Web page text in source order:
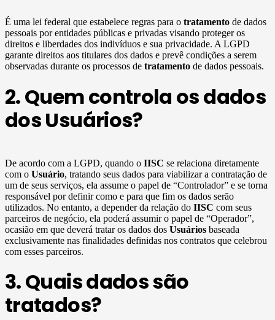
É uma lei federal que estabelece regras para o tratamento de dados
pessoais por entidades públicas e privadas visando proteger os
direitos e liberdades dos indivíduos e sua privacidade. A LGPD
garante direitos aos titulares dos dados e prevê condições a serem
observadas durante os processos de tratamento de dados pessoais.
2. Quem controla os dados
dos Usuários?
De acordo com a LGPD, quando o IISC se relaciona diretamente
com o Usuário, tratando seus dados para viabilizar a contratação de
um de seus serviços, ela assume o papel de “Controlador” e se torna
responsável por definir como e para que fim os dados serão
utilizados. No entanto, a depender da relação do IISC com seus
parceiros de negócio, ela poderá assumir o papel de “Operador”,
ocasião em que deverá tratar os dados dos Usuários baseada
exclusivamente nas finalidades definidas nos contratos que celebrou
com esses parceiros.
3. Quais dados são
tratados?